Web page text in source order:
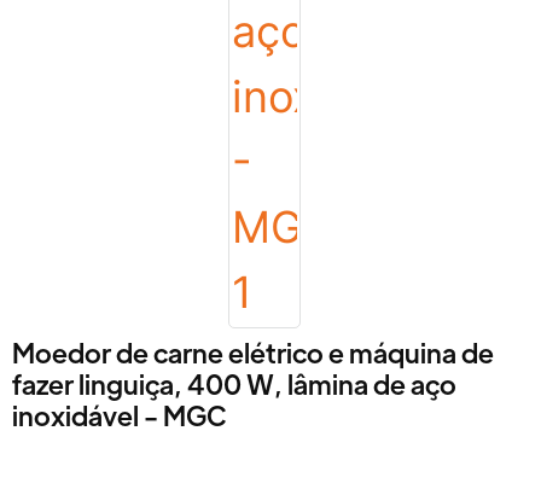
Moedor de carne elétrico e máquina de
fazer linguiça, 400 W, lâmina de aço
inoxidável - MGC